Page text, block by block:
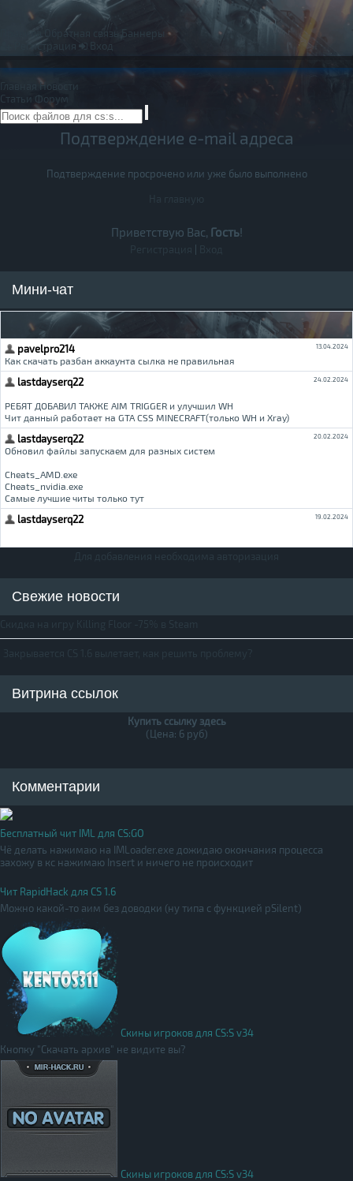
Обратная связь
Баннеры
Регистрация
Вход
Главная
Новости
Статьи Форум
Подтверждение e-mail адреса
Подтверждение просрочено или уже было выполнено
Приветствую Вас, Гость!
Мини-чат
Свежие новости
Витрина ссылок
Купить ссылку здесь
(Цена: 6 руб)
Комментарии
Бесплатный чит IML для CS:GO
Чё делать нажимаю на IMLoader.exe дожидаю окончания процесса
захожу в кс нажимаю Insert и ничего не происходит
Чит RapidHack для CS 1.6
Можно какой-то аим без доводки (ну типа с функцией pSilent)
Скины игроков для CS:S v34
Кнопку "Скачать архив" не видите вы?
Скины игроков для CS:S v34